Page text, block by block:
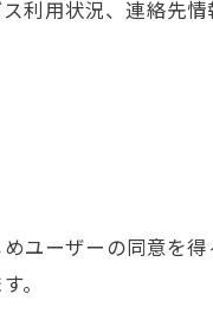
利用状況、連絡先
ユーザーの同意を
。